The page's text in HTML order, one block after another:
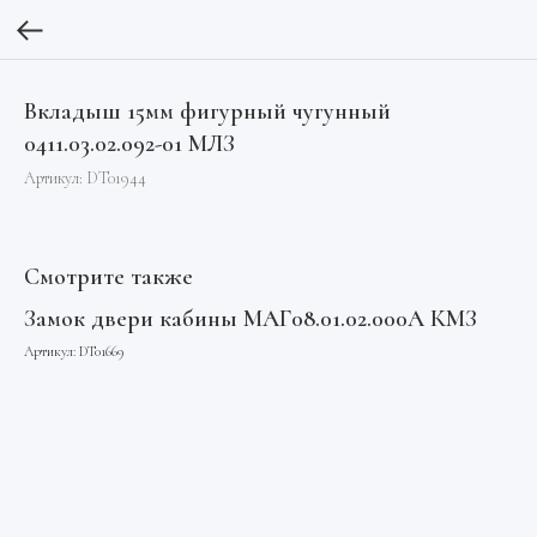
Вкладыш 15мм фигурный чугунный
0411.03.02.092-01 МЛЗ
Артикул: DT01944
Смотрите также
Замок двери кабины МАГ08.01.02.000А КМЗ
Артикул: DT01669